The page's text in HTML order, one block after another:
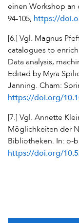
einen Workshop an
94-105, https://
[6.] Vgl. Magnus
catalogues to
Data analysis,
Edited by Myra
Janning. Cham:
https://doi.org/
[7.] Vgl. Annette
Möglichkeiten der
Bibliotheken. In: o-
https://doi.org/